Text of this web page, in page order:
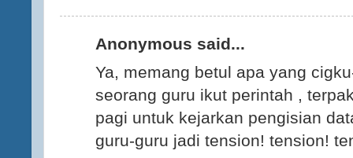
Anonymous said...
Ya, memang betul apa yang
seorang guru ikut perintah ,
pagi untuk kejarkan pengisian
guru-guru jadi tension! tension!